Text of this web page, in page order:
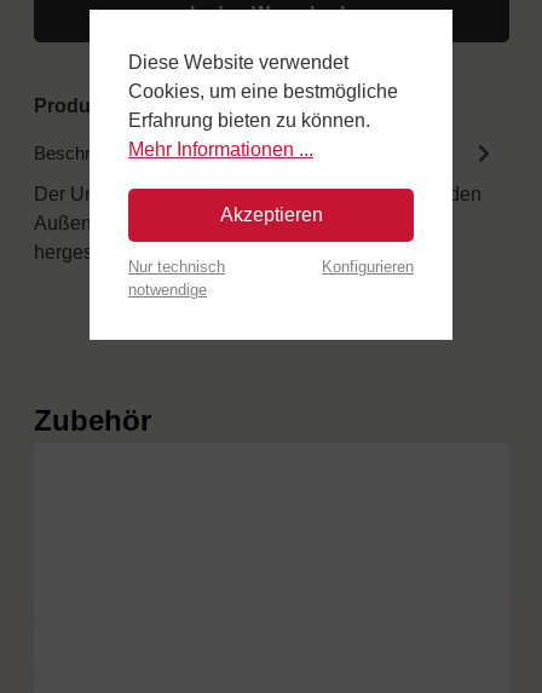
In den Warenkorb
Produktnummer: FINCR100
Beschreibung
Der Unterschied in den Details Alle Holzöfen für den
Außenbereich sind aus speziellen Materialien
hergestellt. Obere Tür au…
Produktgalerie überspringen
Zubehör
Diese Website verwendet
Cookies, um eine bestmögliche
Erfahrung bieten zu können.
Mehr Informationen ...
Akzeptieren
Nur technisch
notwendige
Konfigurieren